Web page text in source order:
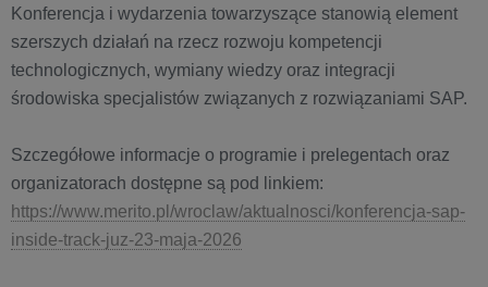
Konferencja i wydarzenia towarzyszące stanowią element
szerszych działań na rzecz rozwoju kompetencji
technologicznych, wymiany wiedzy oraz integracji
środowiska specjalistów związanych z rozwiązaniami SAP.
Szczegółowe informacje o programie i prelegentach oraz
organizatorach dostępne są pod linkiem:
https://www.merito.pl/wroclaw/aktualnosci/konferencja-sap-
inside-track-juz-23-maja-2026